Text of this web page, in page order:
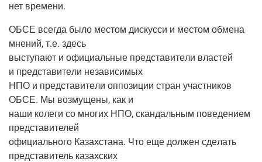
нет времени.
ОБСЕ все­гда было местом дис­кус­си и местом обме­на
мне­ний, т.е. здесь
высту­па­ют и офи­ци­аль­ные пред­ста­ви­те­ли вла­стей
и пред­ста­ви­те­ли независимых
НПО и пред­ста­ви­те­ли оппо­зи­ции стран участ­ни­ков
ОБСЕ. Мы воз­му­ще­ны, как и
наши коле­ги со мно­гих НПО, скан­даль­ным пове­де­ни­ем
представителей
офи­ци­аль­но­го Казах­ста­на. Что еще дол­жен сде­лать
пред­ста­ви­тель казахских